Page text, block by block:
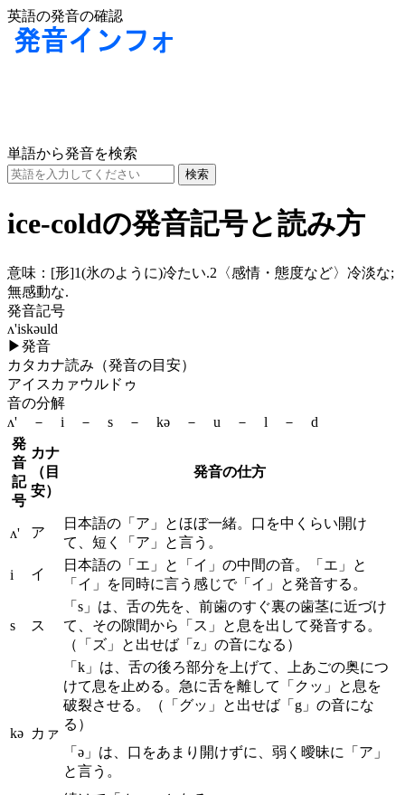
英語の発音の確認
単語から発音を検索
ice‐coldの発音記号と読み方
意味： [形]1(氷のように)冷たい.2〈感情・態度など〉冷淡な;
無感動な.
発音記号
ʌ'iskəuld
▶発音
カタカナ読み（発音の目安）
アイスカァウルドゥ
音の分解
ʌ' － i － s － kə － u － l － d
発
音
記
号
カナ
（目
安）
発音の仕方
ʌ' ア
日本語の「ア」とほぼ一緒。口を中くらい開け
て、短く「ア」と言う。
i イ
日本語の「エ」と「イ」の中間の音。「エ」と
「イ」を同時に言う感じで「イ」と発音する。
s ス
「s」は、舌の先を、前歯のすぐ裏の歯茎に近づけ
て、その隙間から「ス」と息を出して発音する。
（「ズ」と出せば「z」の音になる）
kə カァ
「k」は、舌の後ろ部分を上げて、上あごの奥につ
けて息を止める。急に舌を離して「クッ」と息を
破裂させる。（「グッ」と出せば「g」の音にな
る）
「ə」は、口をあまり開けずに、弱く曖昧に「ア」
と言う。